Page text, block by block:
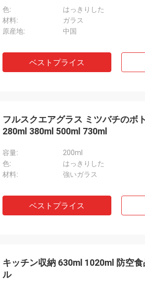
色:
はっきりした
材料:
ガラス
原産地:
中国
ベストプライス
フルスクエアグラス ミツバチのボ
280ml 380ml 500ml 730ml
容量:
200ml
色:
はっきりした
材料:
強いガラス
ベストプライス
キッチン収納 630ml 1020ml 防空
ル